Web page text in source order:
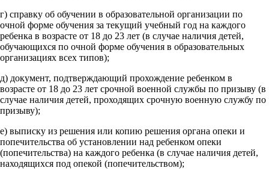
г) справку об обучении в образовательной организации по
очной форме обучения за текущий учебный год на каждого
ребенка в возрасте от 18 до 23 лет (в случае наличия детей,
обучающихся по очной форме обучения в образовательных
организациях всех типов);
д) документ, подтверждающий прохождение ребенком в
возрасте от 18 до 23 лет срочной военной службы по призыву (в
случае наличия детей, проходящих срочную военную службу по
призыву);
е) выписку из решения или копию решения органа опеки и
попечительства об установлении над ребенком опеки
(попечительства) на каждого ребенка (в случае наличия детей,
находящихся под опекой (попечительством);